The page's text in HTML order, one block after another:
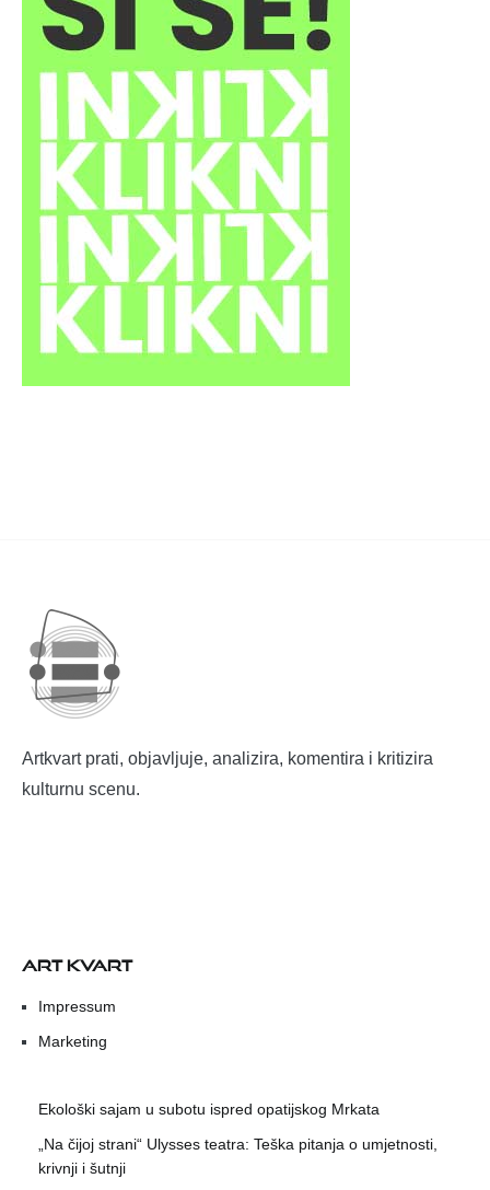
Artkvart prati, objavljuje, analizira, komentira i kritizira
kulturnu scenu.
ART KVART
Impressum
Marketing
Ekološki sajam u subotu ispred opatijskog Mrkata
„Na čijoj strani“ Ulysses teatra: Teška pitanja o umjetnosti,
krivnji i šutnji